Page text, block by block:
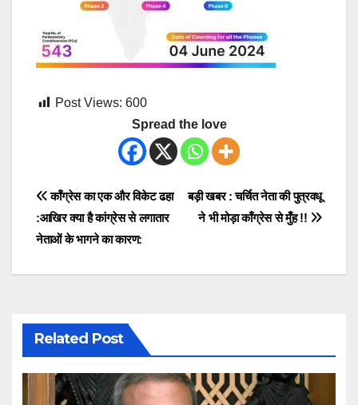
Post Views: 600
Spread the love
Post
navigation
बड़ी खबर : चर्चित नेता की पुत्रवधू
ने भी मोड़ा कॉंग्रेस से मुँह !!
कॉंग्रेस का एक और विकेट ढहा
:आखिर क्या है कांग्रेस से लगातार
नेताओं के भागने का कारण:
Related Post